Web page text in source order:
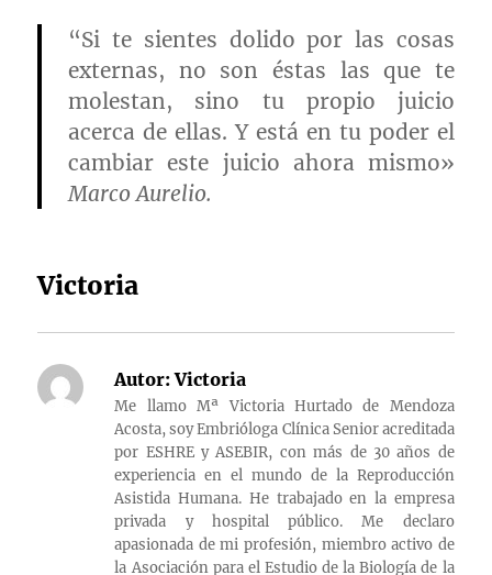
“Si te sientes dolido por las cosas
externas, no son éstas las que te
molestan, sino tu propio juicio
acerca de ellas. Y está en tu poder el
cambiar este juicio ahora mismo»
Marco Aurelio.
Victoria
Autor:Victoria
Me llamo Mª Victoria Hurtado de Mendoza
Acosta, soy Embrióloga Clínica Senior acreditada
por ESHRE y ASEBIR, con más de 30 años de
experiencia en el mundo de la Reproducción
Asistida Humana. He trabajado en la empresa
privada y hospital público. Me declaro
apasionada de mi profesión, miembro activo de
la Asociación para el Estudio de la Biología de la